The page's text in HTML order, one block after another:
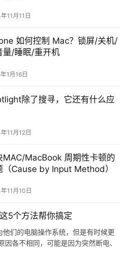
11月11日
如何控制 Mac？锁屏/关机/
量/睡眠/重开机
1月16日
除了搜寻，它还有什么应
11月12日
MAC/MacBook 周期性卡顿的
（Cause by Input Method）
11月10日
5个方法帮你搞定
们的电脑操作系统，但是有时候更
各不相同，可能是因为突然断电、